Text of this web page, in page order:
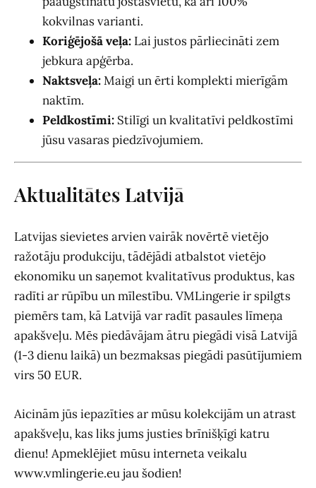
kokvilnas varianti.
Koriģējošā veļa: Lai justos pārliecināti zem
jebkura apģērba.
Naktsveļa:Maigi un ērti komplekti mierīgām
naktīm.
Peldkostīmi: Stilīgi un kvalitatīvi peldkostīmi
jūsu vasaras piedzīvojumiem.
Aktualitātes Latvijā
Latvijas sievietes arvien vairāk novērtē vietējo
ražotāju produkciju, tādējādi atbalstot vietējo
ekonomiku un saņemot kvalitatīvus produktus, kas
radīti ar rūpību un mīlestību. VMLingerie ir spilgts
piemērs tam, kā Latvijā var radīt pasaules līmeņa
apakšveļu. Mēs piedāvājam ātru piegādi visā Latvijā
(1-3 dienu laikā) un bezmaksas piegādi pasūtījumiem
virs 50 EUR.
Aicinām jūs iepazīties ar mūsu kolekcijām un atrast
apakšveļu, kas liks jums justies brīnišķīgi katru
dienu! Apmeklējiet mūsu interneta veikalu
www.vmlingerie.eu jau šodien!